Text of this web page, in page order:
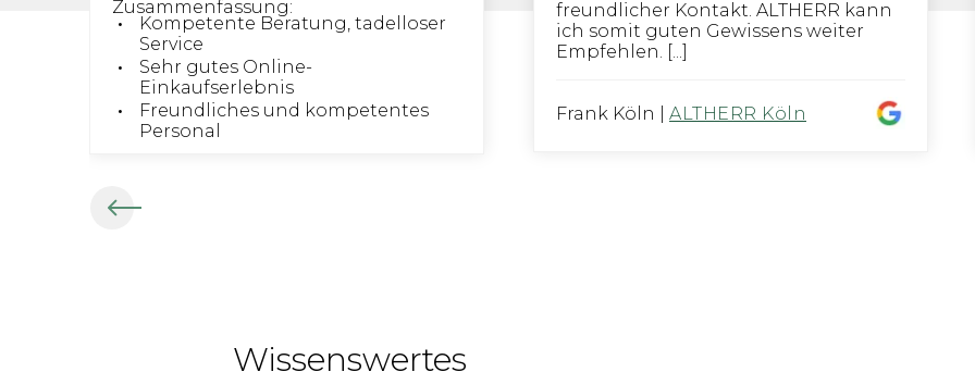
Zusammenfassung:
Kompetente Beratung, tadelloser
Service
Sehr gutes Online-
Einkaufserlebnis
Freundliches und kompetentes
Personal
freundlicher Kontakt. ALTHERR kann
ich somit guten Gewissens weiter
Empfehlen. [...]
Frank Köln ALTHERR Köln
Wissenswertes